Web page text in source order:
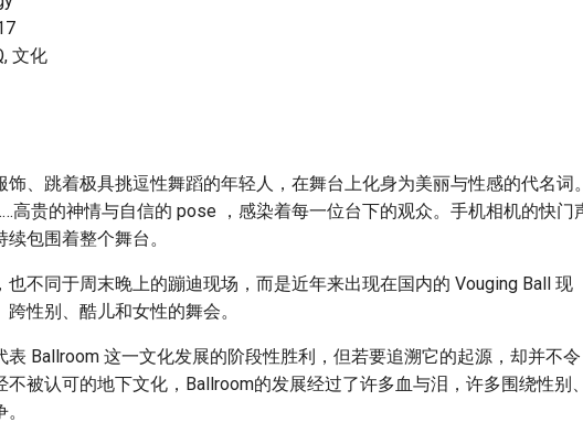
文化
、跳着极具挑逗性舞蹈的年轻人，在舞台上化身为美丽与性感的代名词。
高贵的神情与自信的 pose ，感染着每一位台下的观众。手机相机的快门
包围着整个舞台。
也不同于周末晚上的蹦迪现场，而是近年来出现在国内的 Vouging Ball 现
性别、酷儿和女性的舞会。
表 Ballroom 这一文化发展的阶段性胜利，但若要追溯它的起源，却并不令
不被认可的地下文化，Ballroom的发展经过了许多血与泪，许多围绕性别、